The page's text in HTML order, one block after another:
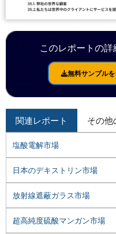
このレポートの詳
無料サンプル
関連レポート その他
塩酸電解市場
日本のデキストリン市場
放射線遮蔽ガラス市場
超高純度硫酸マンガン市場